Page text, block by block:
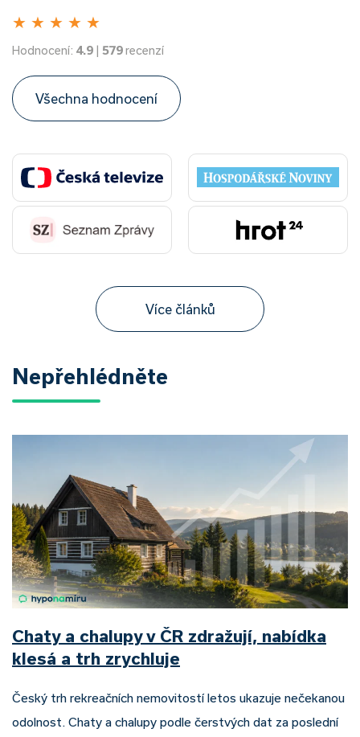
★ ★ ★ ★ ★
Hodnocení: 4.9 | 579recenzí
Všechna hodnocení
Více článků
Nepřehlédněte
Chaty a chalupy v ČR zdražují, nabídka
klesá a trh zrychluje
Český trh rekreačních nemovitostí letos ukazuje nečekanou
odolnost. Chaty a chalupy podle čerstvých dat za poslední